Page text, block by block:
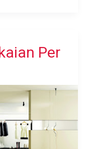
Per